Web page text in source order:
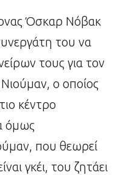
Όσκαρ Νόβακ
του να
τους για τον
ο οποίος
κέντρο
όμως
που θεωρεί
γκέι, του ζητάει